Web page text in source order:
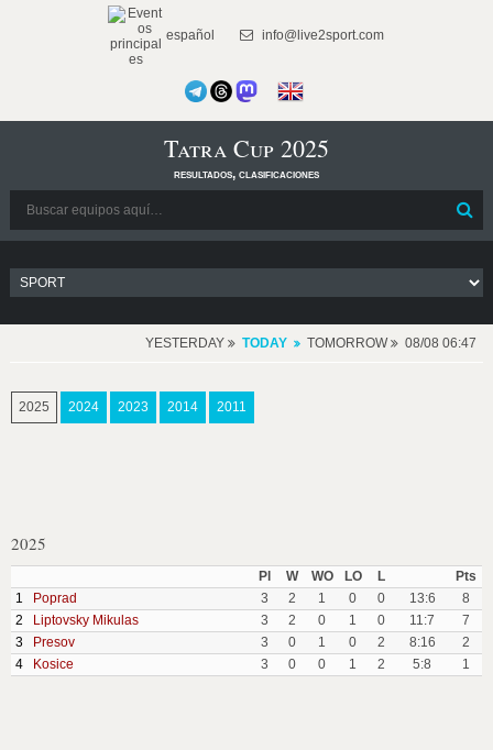
español info@live2sport.com
Tatra Cup 2025
resultados, clasificaciones
YESTERDAY TODAY TOMORROW 08/08 06:47
2025 2024 2023 2014 2011
2025
Pl W WO LO L
Pts
1
Poprad 3 2 1 0 0 13:6
8
2
Liptovsky Mikulas 3 2 0 1 0 11:7
7
3
Presov 3 0 1 0 2 8:16
2
4
Kosice 3 0 0 1 2 5:8 1